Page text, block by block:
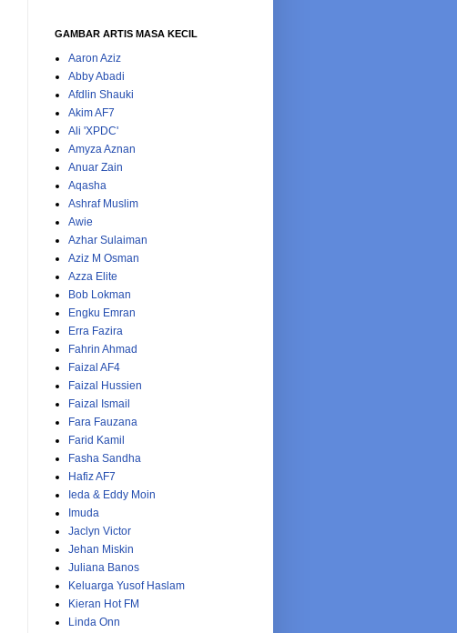
GAMBAR ARTIS MASA KECIL
Aaron Aziz
Abby Abadi
Afdlin Shauki
Akim AF7
Ali 'XPDC'
Amyza Aznan
Anuar Zain
Aqasha
Ashraf Muslim
Awie
Azhar Sulaiman
Aziz M Osman
Azza Elite
Bob Lokman
Engku Emran
Erra Fazira
Fahrin Ahmad
Faizal AF4
Faizal Hussien
Faizal Ismail
Fara Fauzana
Farid Kamil
Fasha Sandha
Hafiz AF7
Ieda & Eddy Moin
Imuda
Jaclyn Victor
Jehan Miskin
Juliana Banos
Keluarga Yusof Haslam
Kieran Hot FM
Linda Onn